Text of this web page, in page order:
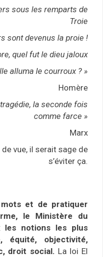
sous les remparts de
Troie
sont devenus la proie !
quel fut le dieu jaloux
alluma le courroux ? »
Homère
la seconde fois
comme farce »
Marx
vue, il serait sage de
s’éviter ça.
et de pratiquer
le Ministère du
les notions les plus
équité, objectivité,
droit social. La loi El